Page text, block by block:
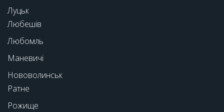
Луцьк
Любешів
Любомль
Маневичі
Нововолинськ
Ратне
Рожище